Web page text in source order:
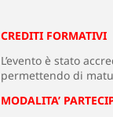
CREDITI FORMATIVI
L’evento è stato
permettendo di
MODALITA’